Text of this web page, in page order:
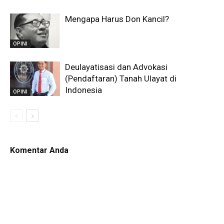
OPINI
Mengapa Harus Don Kancil?
OPINI
Deulayatisasi dan Advokasi
(Pendaftaran) Tanah Ulayat di
Indonesia
Komentar Anda